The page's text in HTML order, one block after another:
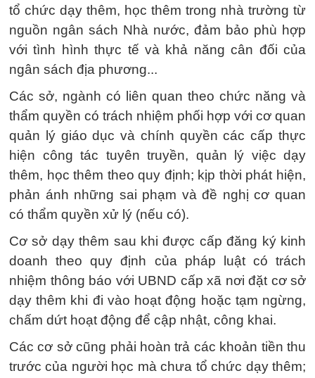
tổ chức dạy thêm, học thêm trong nhà trường từ
nguồn ngân sách Nhà nước, đảm bảo phù hợp
với tình hình thực tế và khả năng cân đối của
ngân sách địa phương...
Các sở, ngành có liên quan theo chức năng và
thẩm quyền có trách nhiệm phối hợp với cơ quan
quản lý giáo dục và chính quyền các cấp thực
hiện công tác tuyên truyền, quản lý việc dạy
thêm, học thêm theo quy định; kịp thời phát hiện,
phản ánh những sai phạm và đề nghị cơ quan
có thẩm quyền xử lý (nếu có).
Cơ sở dạy thêm sau khi được cấp đăng ký kinh
doanh theo quy định của pháp luật có trách
nhiệm thông báo với UBND cấp xã nơi đặt cơ sở
dạy thêm khi đi vào hoạt động hoặc tạm ngừng,
chấm dứt hoạt động để cập nhật, công khai.
Các cơ sở cũng phải hoàn trả các khoản tiền thu
trước của người học mà chưa tổ chức dạy thêm;